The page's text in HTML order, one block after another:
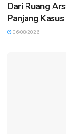
Dari Ruang
Panjang
06/08/2026